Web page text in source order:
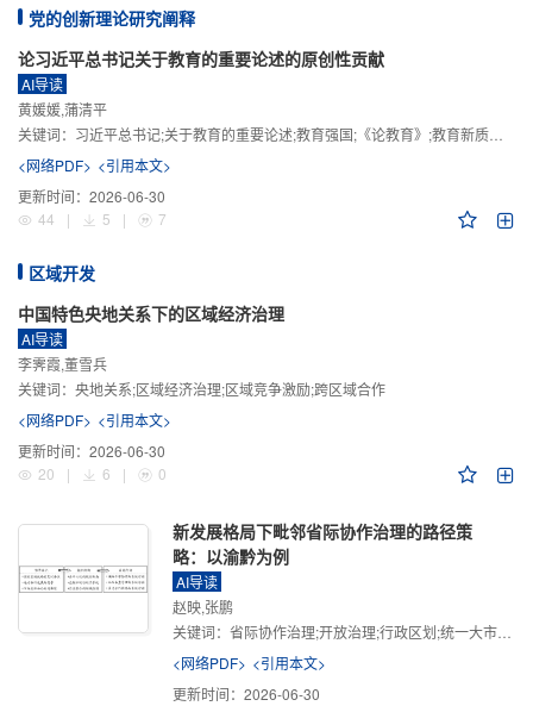
党的创新理论研究阐释
论习近平总书记关于教育的重要论述的原创性贡献
AI导读
黄媛媛,蒲清平
关键词： 习近平总书记;关于教育的重要论述;教育强国;《论教育》;教育新质生产力;教育人工智能
<网络PDF> <引用本文>
更新时间： 2026-06-30
44
| 5 | 7
区域开发
中国特色央地关系下的区域经济治理
AI导读
李霁霞,董雪兵
关键词： 央地关系;区域经济治理;区域竞争激励;跨区域合作
<网络PDF> <引用本文>
更新时间： 2026-06-30
20
| 6 | 0
新发展格局下毗邻省际协作治理的路径策
略：以渝黔为例
AI导读
赵映,张鹏
关键词： 省际协作治理;开放治理;行政区划;统一大市场;新发展格局
<网络PDF> <引用本文>
更新时间： 2026-06-30